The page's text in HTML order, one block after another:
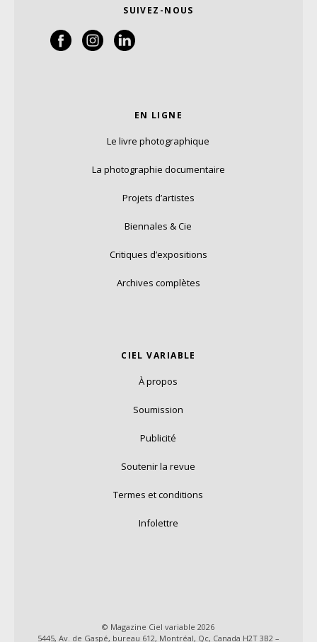
SUIVEZ-NOUS
EN LIGNE
Le livre photographique
La photographie documentaire
Projets d’artistes
Biennales & Cie
Critiques d’expositions
Archives complètes
CIEL VARIABLE
À propos
Soumission
Publicité
Soutenir la revue
Termes et conditions
Infolettre
© Magazine Ciel variable 2026
5445, Av. de Gaspé, bureau 612, Montréal, Qc, Canada H2T 3B2 –